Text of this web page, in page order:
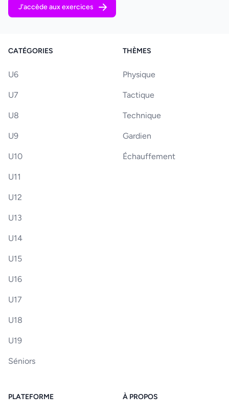
J'accède aux exercices
CATÉGORIES
U6
U7
U8
U9
U10
U11
U12
U13
U14
U15
U16
U17
U18
U19
Séniors
THÈMES
Physique
Tactique
Technique
Gardien
Échauffement
PLATEFORME À PROPOS